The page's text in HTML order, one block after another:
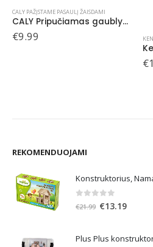
KENDAMA
€
REKOMENDUOJAMI
Konstruktorius,
out of 5
€21.99 Original
€21.99.
€13.19Current
€13.19.
Plus Plus